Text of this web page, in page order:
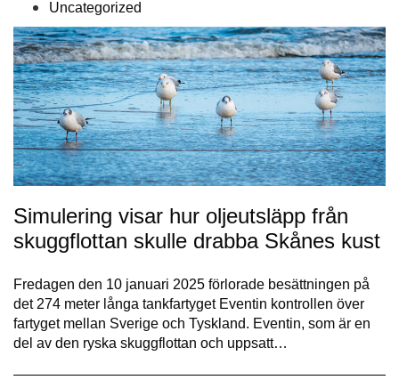
Uncategorized
Simulering visar hur oljeutsläpp från
skuggflottan skulle drabba Skånes kust
Fredagen den 10 januari 2025 förlorade besättningen på
det 274 meter långa tankfartyget Eventin kontrollen över
fartyget mellan Sverige och Tyskland. Eventin, som är en
del av den ryska skuggflottan och uppsatt…